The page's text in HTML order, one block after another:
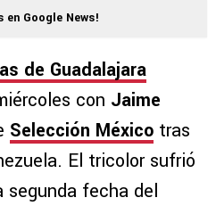
en Google News!
de Guadalajara
con Jaime
Selección México tras
El tricolor sufrió
segunda fecha del